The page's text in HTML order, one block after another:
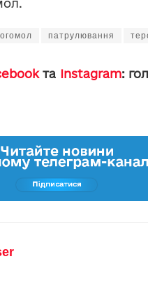
патрулювання
та Instagram: